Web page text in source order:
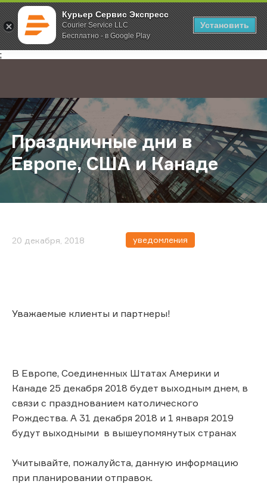
Курьер Сервис Экспресс
Courier Service LLC
Бесплатно - в Google Play
Установить
;
Главная О компании Новости Праздничные дни в Европе, США
Праздничные дни в
Европе, США и Канаде
20 декабря, 2018 уведомления
Уважаемые клиенты и партнеры!
В Европе, Соединенных Штатах Америки и
Канаде 25 декабря 2018 будет выходным днем, в
связи с празднованием католического
Рождества. А 31 декабря 2018 и 1 января 2019
будут выходными в вышеупомянутых странах
Учитывайте, пожалуйста, данную информацию
при планировании отправок.